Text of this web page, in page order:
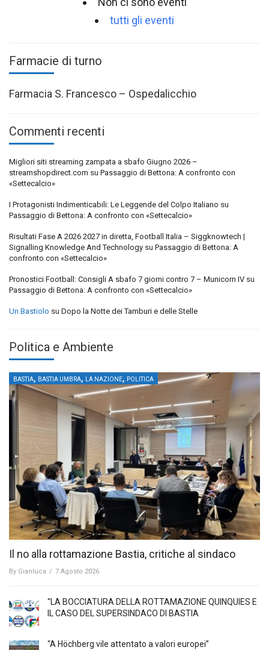
tutti gli eventi
Farmacie di turno
Farmacia S. Francesco – Ospedalicchio
Commenti recenti
Migliori siti streaming zampata a sbafo Giugno 2026 –
streamshopdirect.com su Passaggio di Bettona: A confronto con
«Settecalcio»
I Protagonisti Indimenticabili: Le Leggende del Colpo Italiano su
Passaggio di Bettona: A confronto con «Settecalcio»
Risultati Fase A 2026 2027 in diretta, Football Italia – Siggknowtech |
Signalling Knowledge And Technology su Passaggio di Bettona: A
confronto con «Settecalcio»
Pronostici Football: Consigli A sbafo 7 giorni contro 7 – Municorn IV su
Passaggio di Bettona: A confronto con «Settecalcio»
Un Bastiolo su Dopo la Notte dei Tamburi e delle Stelle
Politica e Ambiente
BASTIA, BASTIA UMBRA, LA NAZIONE, POLITICA
Il no alla rottamazione Bastia, critiche al sindaco
By Gianluca / 7 Agosto 2026
“LA BOCCIATURA DELLA ROTTAMAZIONE QUINQUIES E
IL CASO DEL SUPERSINDACO DI BASTIA
“A Höchberg vile attentato a valori europei”